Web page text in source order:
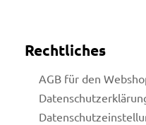
Rechtliches
AGB für den